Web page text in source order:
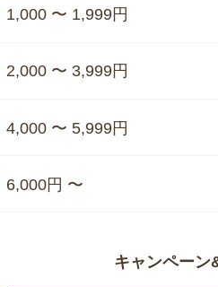
1,000 〜 1,999円
2,000 〜 3,999円
4,000 〜 5,999円
6,000円 〜
キャンペーン